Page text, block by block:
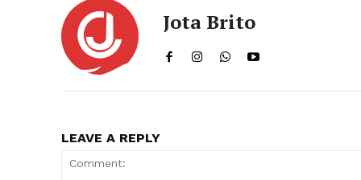
Jota Brito
LEAVE A REPLY